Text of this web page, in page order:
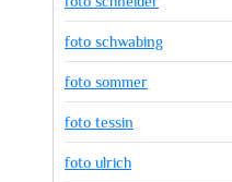
foto schwabing
foto sommer
foto tessin
foto ulrich